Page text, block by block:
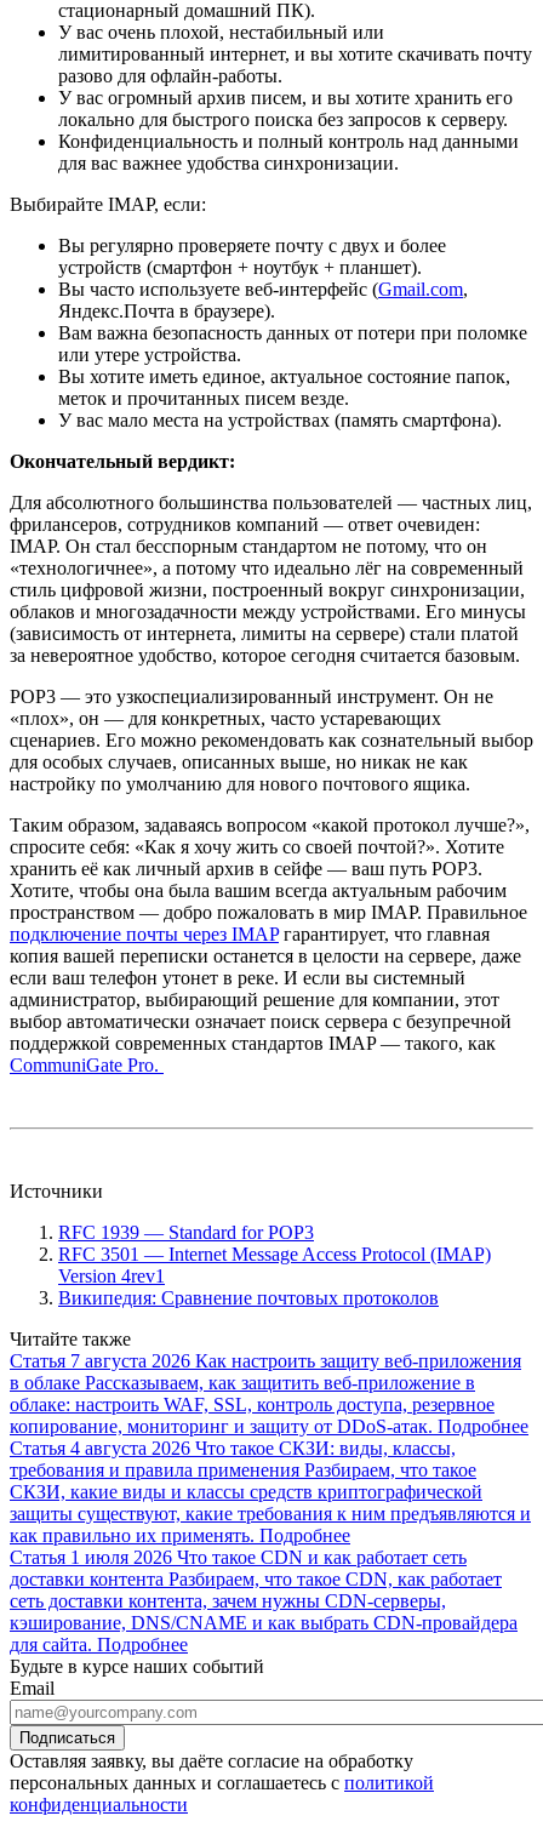
стационарный домашний ПК).
У вас очень плохой, нестабильный или
лимитированный интернет, и вы хотите скачивать почту
разово для офлайн-работы.
У вас огромный архив писем, и вы хотите хранить его
локально для быстрого поиска без запросов к серверу.
Конфиденциальность и полный контроль над данными
для вас важнее удобства синхронизации.
Выбирайте IMAP, если:
Вы регулярно проверяете почту с двух и более
устройств (смартфон + ноутбук + планшет).
Вы часто используете веб-интерфейс (Gmail.com,
Яндекс.Почта в браузере).
Вам важна безопасность данных от потери при поломке
или утере устройства.
Вы хотите иметь единое, актуальное состояние папок,
меток и прочитанных писем везде.
У вас мало места на устройствах (память смартфона).
Окончательный вердикт:
Для абсолютного большинства пользователей — частных лиц,
фрилансеров, сотрудников компаний — ответ очевиден:
IMAP. Он стал бесспорным стандартом не потому, что он
«технологичнее», а потому что идеально лёг на современный
стиль цифровой жизни, построенный вокруг синхронизации,
облаков и многозадачности между устройствами. Его минусы
(зависимость от интернета, лимиты на сервере) стали платой
за невероятное удобство, которое сегодня считается базовым.
POP3 — это узкоспециализированный инструмент. Он не
«плох», он — для конкретных, часто устаревающих
сценариев. Его можно рекомендовать как сознательный выбор
для особых случаев, описанных выше, но никак не как
настройку по умолчанию для нового почтового ящика.
Таким образом, задаваясь вопросом «какой протокол лучше?»,
спросите себя: «Как я хочу жить со своей почтой?». Хотите
хранить её как личный архив в сейфе — ваш путь POP3.
Хотите, чтобы она была вашим всегда актуальным рабочим
пространством — добро пожаловать в мир IMAP. Правильное
подключение почты через IMAPгарантирует, что главная
копия вашей переписки останется в целости на сервере, даже
если ваш телефон утонет в реке. И если вы системный
администратор, выбирающий решение для компании, этот
выбор автоматически означает поиск сервера с безупречной
поддержкой современных стандартов IMAP — такого, как
CommuniGate Pro.
Источники
RFC 1939 — Standard for POP3
RFC 3501 — Internet Message Access Protocol (IMAP)
Version 4rev1
Википедия: Сравнение почтовых протоколов
Читайте также
Статья 7 августа 2026 Как настроить защиту веб-приложения
в облаке Рассказываем, как защитить веб-приложение в
облаке: настроить WAF, SSL, контроль доступа, резервное
копирование, мониторинг и защиту от DDoS-атак. Подробнее
Статья 4 августа 2026 Что такое СКЗИ: виды, классы,
требования и правила применения Разбираем, что такое
СКЗИ, какие виды и классы средств криптографической
защиты существуют, какие требования к ним предъявляются и
как правильно их применять. Подробнее
Статья 1 июля 2026 Что такое CDN и как работает сеть
доставки контента Разбираем, что такое CDN, как работает
сеть доставки контента, зачем нужны CDN-серверы,
кэширование, DNS/CNAME и как выбрать CDN-провайдера
для сайта. Подробнее
Будьте в курсе наших событий
Email
Оставляя заявку, вы даёте согласие на обработку
персональных данных и соглашаетесь с политикой
конфиденциальности